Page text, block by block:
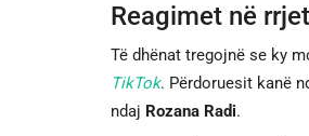
Reagimet në
Të dhënat tregojnë se ky
TikTok. Përdoruesit kanë
ndaj Rozana Radi.